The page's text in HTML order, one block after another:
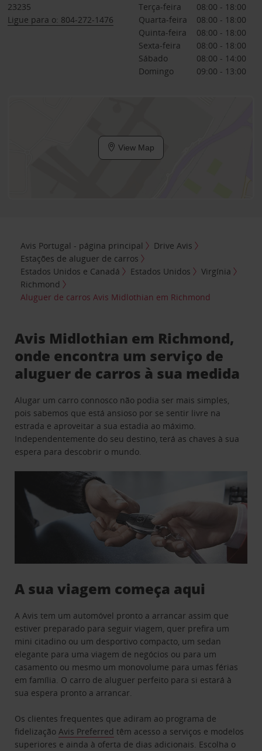
23235
Ligue para o: 804-272-1476
Terça-feira
08:00 - 18:00
Quarta-feira
08:00 - 18:00
Quinta-feira
08:00 - 18:00
Sexta-feira
08:00 - 18:00
Sábado
08:00 - 14:00
Domingo
09:00 - 13:00
View Map
Avis Portugal - página principal
Drive Avis
Estações de aluguer de carros
Estados Unidos e Canadá
Estados Unidos
Virgínia
Richmond
Aluguer de carros Avis Midlothian em Richmond
Avis Midlothian em Richmond,
onde encontra um serviço de
aluguer de carros à sua medida
Alugar um carro connosco não podia ser mais simples,
pois sabemos que está ansioso por se sentir livre na
estrada e aproveitar a sua estadia ao máximo.
Independentemente do seu destino, terá as chaves à sua
espera para descobrir o mundo.
A sua viagem começa aqui
A Avis tem um automóvel pronto a arrancar assim que
estiver preparado para seguir viagem, quer prefira um
mini citadino ou um desportivo compacto, um sedan
elegante para uma viagem de negócios ou para um
casamento ou mesmo um monovolume para umas férias
em família. O carro de aluguer perfeito para si estará à
sua espera pronto a arrancar.
Os clientes frequentes que adiram ao programa de
fidelizaçãoAvis Preferred têm acesso a serviços e modelos
superiores e ainda à oferta de dias adicionais. Escolha o